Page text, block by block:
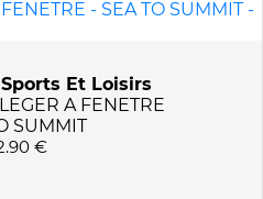
LES FILTRES
Et Loisirs
A FENETRE
SUMMIT
€